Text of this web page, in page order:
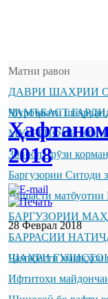
Матни равон
ДАВРИ ШАҲРИИ
ҶАМЪБАСТ
Муроҷиати
МУАРРИФИИ
30 июл - рӯзи
Баргузории Ситоди
Нишасти матбуотии
БАРГУЗОРИИ
БАРРАСИИ
ШАҲРИ
Ҷамъбасти машқҳои
Ифтитоҳи
2018
28 Феврал 2018